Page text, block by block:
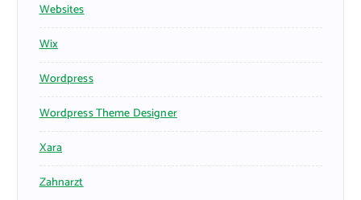
Websites
Wix
Wordpress
Wordpress Theme Designer
Xara
Zahnarzt